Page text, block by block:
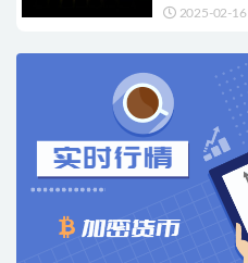
2025-02-16